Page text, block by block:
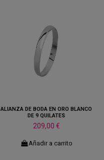
ALIANZA DE BODA EN ORO BLANCO
DE 9 QUILATES
209,00 €
Añadir a carrito